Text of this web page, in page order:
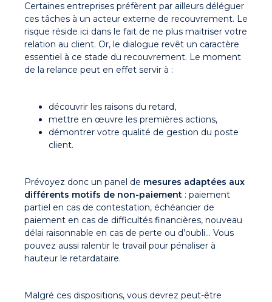
Certaines entreprises préfèrent par ailleurs déléguer
ces tâches à un acteur externe de recouvrement. Le
risque réside ici dans le fait de ne plus maitriser votre
relation au client. Or, le dialogue revêt un caractère
essentiel à ce stade du recouvrement. Le moment
de la relance peut en effet servir à :
découvrir les raisons du retard,
mettre en œuvre les premières actions,
démontrer votre qualité de gestion du poste
client.
Prévoyez donc un panel de mesures adaptées aux
différents motifs de non-paiement : paiement
partiel en cas de contestation, échéancier de
paiement en cas de difficultés financières, nouveau
délai raisonnable en cas de perte ou d’oubli… Vous
pouvez aussi ralentir le travail pour pénaliser à
hauteur le retardataire.
Malgré ces dispositions, vous devrez peut-être